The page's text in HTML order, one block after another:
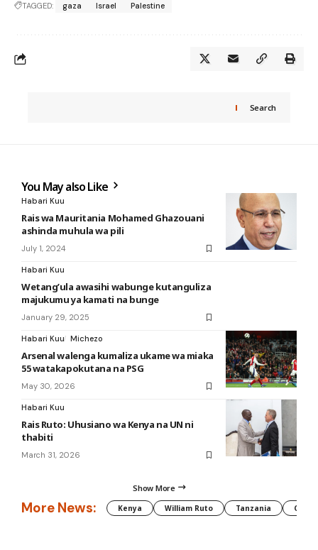
TAGGED: gaza Israel Palestine
Search
You May also Like
Habari Kuu
Rais wa Mauritania Mohamed Ghazouani
ashinda muhula wa pili
July 1, 2024
Habari Kuu
Wetang’ula awasihi wabunge kutanguliza
majukumu ya kamati na bunge
January 29, 2025
Habari Kuu Michezo
Arsenal walenga kumaliza ukame wa miaka
55 watakapokutana na PSG
May 30, 2026
Habari Kuu
Rais Ruto: Uhusiano wa Kenya na UN ni
thabiti
March 31, 2026
Show More
More News: Kenya William Ruto Tanzania CAF